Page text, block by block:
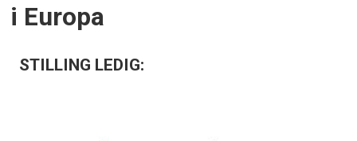
i Europa
STILLING LEDIG: